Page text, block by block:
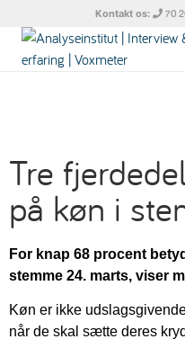
Kontakt os: 70
Tre
på køn i
For knap 68 procent
stemme 24. marts, viser
Køn er ikke
når de skal sætte deres